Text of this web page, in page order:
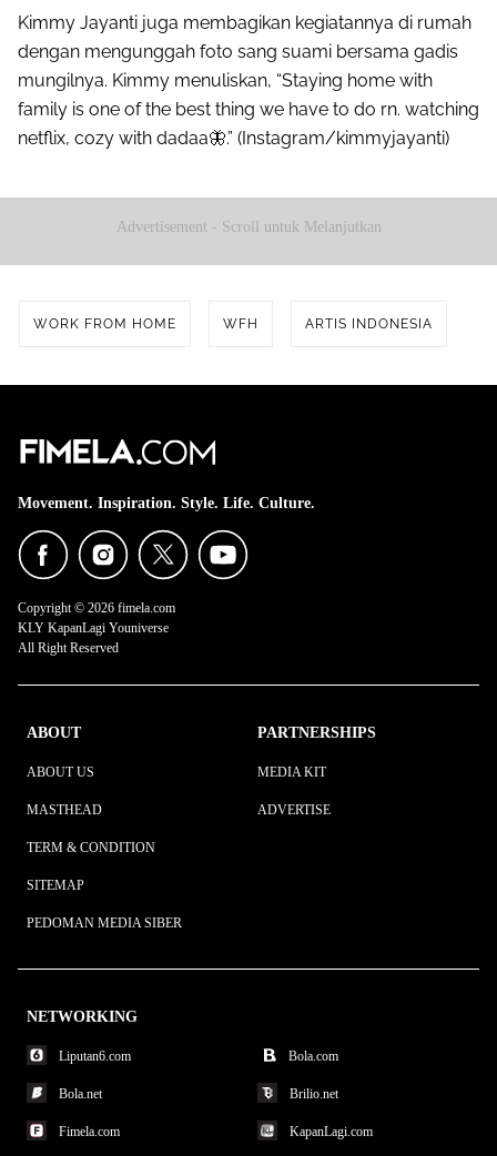
Kimmy Jayanti juga membagikan kegiatannya di rumah
dengan mengunggah foto sang suami bersama gadis
mungilnya. Kimmy menuliskan, “Staying home with
family is one of the best thing we have to do rn. watching
netflix, cozy with dadaa🦋.” (Instagram/kimmyjayanti)
Advertisement - Scroll untuk Melanjutkan
WORK FROM HOME WFH ARTIS INDONESIA
Movement. Inspiration. Style. Life. Culture.
Copyright © 2026 fimela.com
KLY KapanLagi Youniverse
All Right Reserved
ABOUT
ABOUT US
MASTHEAD
TERM & CONDITION
SITEMAP
PEDOMAN MEDIA SIBER
PARTNERSHIPS
MEDIA KIT
ADVERTISE
NETWORKING
Liputan6.com Bola.com
Bola.net Brilio.net
Fimela.com KapanLagi.com